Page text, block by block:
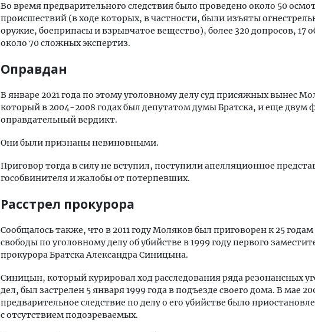
Во время предварительного следствия было проведено около 50
происшествий (в ходе которых, в частности, были изъяты
оружие, боеприпасы и взрывчатое вещество), более 320 допросов, 17
около 70 сложных экспертиз.
Оправдан
В январе 2021 года по этому уголовному делу суд присяжных вынес
который в 2004-2008 годах был депутатом думы Братска, и еще двум
оправдательный вердикт.
Они были признаны невиновными.
Приговор тогда в силу не вступил, поступили апелляционное
гособвинителя и жалобы от потерпевших.
Расстрел прокурора
Сообщалось также, что в 2011 году Моляков был приговорен к 25
свободы по уголовному делу об убийстве в 1999 году первого
прокурора Братска Александра Синицына.
Синицын, который курировал ход расследования ряда резонансных
дел, был застрелен 5 января 1999 года в подъезде своего дома. В мае
предварительное следствие по делу о его убийстве было
с отсутствием подозреваемых.